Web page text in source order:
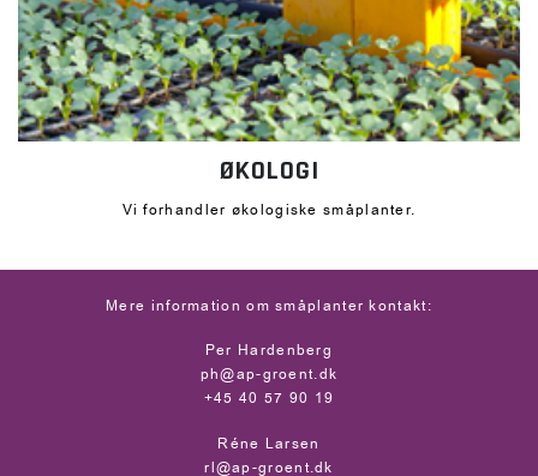
ØKOLOGI
Vi forhandler økologiske småplanter.
Mere information om småplanter kontakt:
Per Hardenberg
ph@ap-groent.dk
+45 40 57 90 19
Réne Larsen
rl@ap-groent.dk